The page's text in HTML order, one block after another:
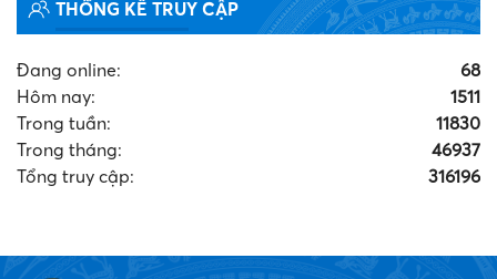
THỐNG KÊ TRUY CẬP
Đang online:
68
Hôm nay:
1511
Trong tuần:
11830
Trong tháng:
46937
Tổng truy cập:
316196